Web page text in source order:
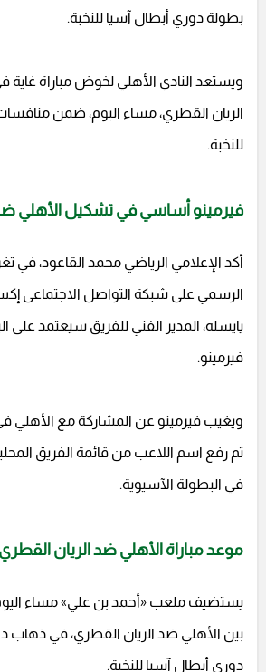
بطولة دوري أبطال آسيا للنخبة.
ويستعد النادي الأهلي لخوض مباراة غاية
الريان القطري، مساء اليوم، ضمن
للنخبة.
فيرمينو أساسي في تشكيل الأهلي
أكد الإعلامي الرياضي محمد القاعود، في
الرسمي على شبكة التواصل الاجتماعى
يايسله، المدير الفني للفريق سيعتمد على
فيرمينو.
ويغيب فيرمينو عن المشاركة مع الأهلي
تم رفع اسم اللاعب من قائمة الفريق
في البطولة الآسيوية.
موعد مباراة الأهلي ضد الريان
يستضيف ملعب «أحمد بن علي» مساء اليوم،
دوري أبطال آسيا للنخبة.